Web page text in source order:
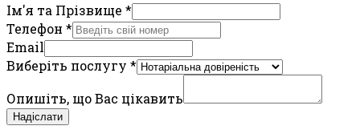
Ім'я та Прізвище *
Телефон *
Email
Виберіть послугу *
Опишіть, що Вас цікавить
Надіслати